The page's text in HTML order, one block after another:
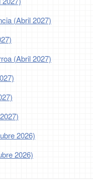
(Abril 2027)
(Abril 2027)
2026)
2026)